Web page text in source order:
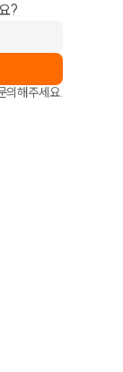
?
의해주세요.